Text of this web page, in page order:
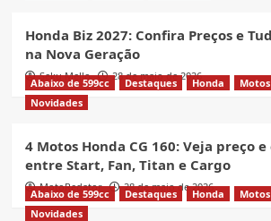
Honda Biz 2027: Confira Preços e
na Nova Geração
Seku Mello 28 de maio de 2026
Abaixo de 599cc Destaques Honda Motos
Novidades
4 Motos Honda CG 160: Veja preço
entre Start, Fan, Titan e Cargo
MotoRedator 28 de maio de 2026
Abaixo de 599cc Destaques Honda Motos
Novidades